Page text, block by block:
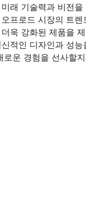
래 기술력과 비전을
프로드 시장의 트렌
욱 강화된 제품을
적인 디자인과 성능
로운 경험을 선사할